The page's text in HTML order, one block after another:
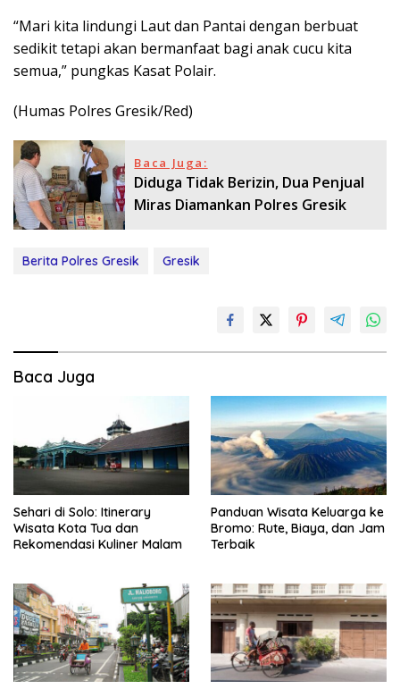
“Mari kita lindungi Laut dan Pantai dengan berbuat
sedikit tetapi akan bermanfaat bagi anak cucu kita
semua,” pungkas Kasat Polair.
(Humas Polres Gresik/Red)
Baca Juga:
Diduga Tidak Berizin, Dua Penjual
Miras Diamankan Polres Gresik
Berita Polres Gresik Gresik
Baca Juga
Sehari di Solo: Itinerary
Wisata Kota Tua dan
Rekomendasi Kuliner Malam
Panduan Wisata Keluarga ke
Bromo: Rute, Biaya, dan Jam
Terbaik